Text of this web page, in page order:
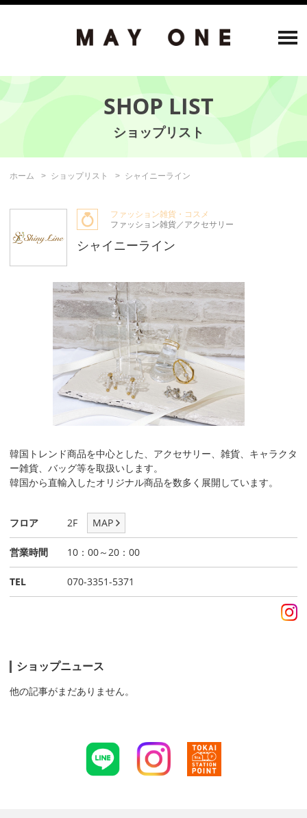
SHOP LIST
ホーム ショップリスト シャイニーライン
ファッション雑貨・コスメ
ファッション雑貨／アクセサリー
シャイニーライン
韓国トレンド商品を中心とした、アクセサリー、雑貨、キャラクタ
ー雑貨、バッグ等を取扱いします。
韓国から直輸入したオリジナル商品を数多く展開しています。
フロア 2F MAP
営業時間 10：00～20：00
TEL 070-3351-5371
ショップニュース
他の記事がまだありません。